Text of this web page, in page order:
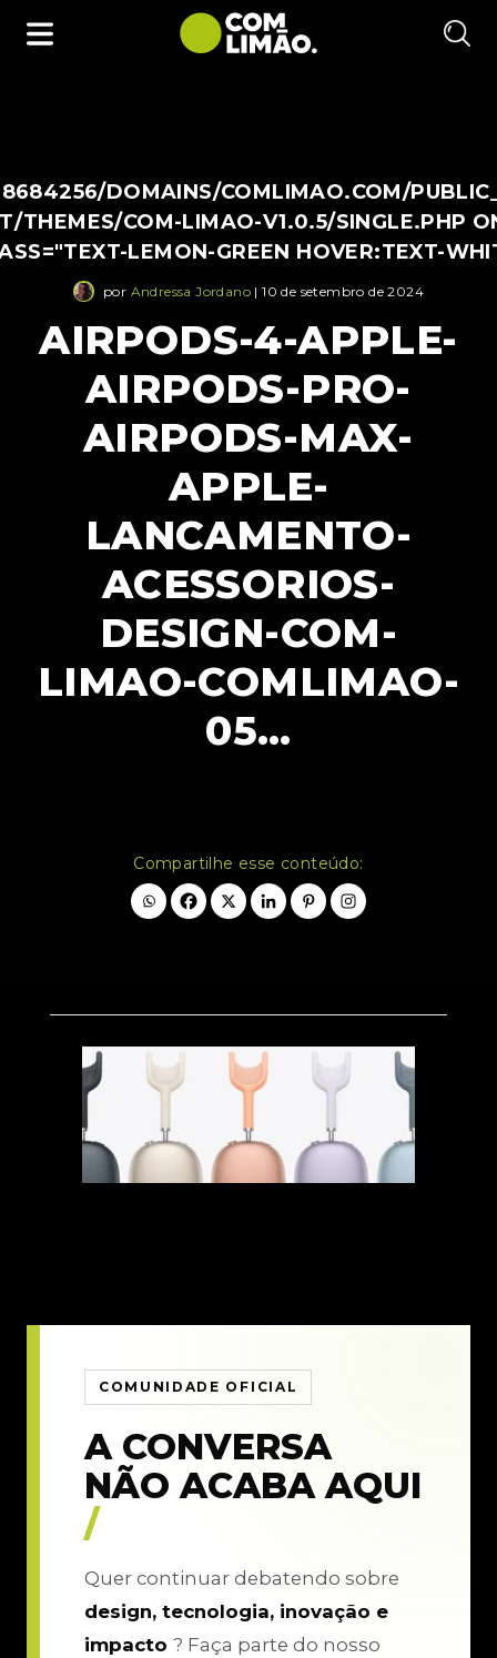
DOMAINS/COMLIMAO.COM/
THEMES/COM-LIMAO-V1.0.5/SINGLE.PHP
LEMON-GREEN HOVER:TEXT-
por Andressa Jordano | 10 de setembro de 2024
AIRPODS-4-APPLE-
AIRPODS-PRO-
AIRPODS-MAX-
APPLE-
LANCAMENTO-
ACESSORIOS-
DESIGN-COM-
LIMAO-COMLIMAO-
05…
Compartilhe esse conteúdo:
COMUNIDADE OFICIAL
A CONVERSA
NÃO ACABA AQUI
/
Quer continuar debatendo sobre
design, tecnologia, inovação e
impacto ? Faça parte do nosso